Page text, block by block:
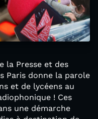
la Presse et des
Paris donne la parole
et de lycéens au
! Ces
une démarche